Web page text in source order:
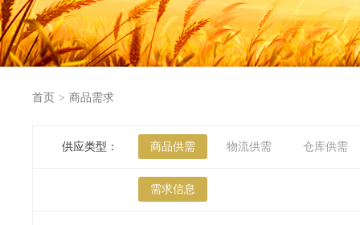
首页 > 商品需求
供应类型： 商品供需 物流供需 仓库供需
需求信息